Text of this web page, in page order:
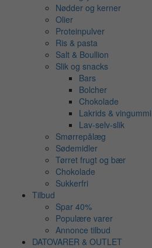
Nødder og kerner
Olier
Proteinpulver
Ris & pasta
Salt & Boullion
Slik og snacks
Bars
Bolcher
Chokolade
Lakrids & vingummi
Lav-selv-slik
Smørrepålæg
Sødemidler
Tørret frugt og bær
Chokolade
Sukkerfri
Tilbud
Spar 40%
Populære varer
Annonce tilbud
DATOVARER & OUTLET